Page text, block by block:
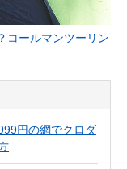
コールマンツーリン
円の網でクロダ